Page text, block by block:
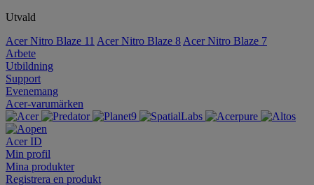
Utvald
Acer Nitro Blaze 11 Acer Nitro Blaze 8 Acer Nitro Blaze 7
Arbete
Utbildning
Support
Evenemang
Acer-varumärken
Acer ID
Min profil
Mina produkter
Registrera en produkt